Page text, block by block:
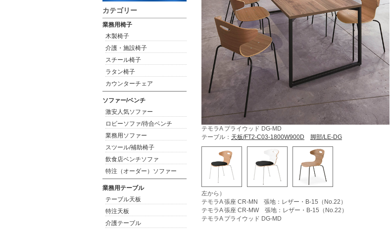
テモラA プライウッド DG-MD
テーブル： 天板/FT2-C03-1800W900D 脚部/LE-DG
左から）
テモラA 張座 CR-MN 張地：レザー・B-15（No.22）
テモラA 張座 CR-MW 張地：レザー・B-15（No.22）
テモラA プライウッド DG-MD
カテゴリー
業務用椅子
木製椅子
介護・施設椅子
スチール椅子
ラタン椅子
カウンターチェア
ソファー/ベンチ
激安人気ソファー
ロビーソファ/待合ベンチ
業務用ソファー
スツール/補助椅子
飲食店ベンチソファ
特注（オーダー）ソファー
業務用テーブル
テーブル天板
特注天板
介護テーブル